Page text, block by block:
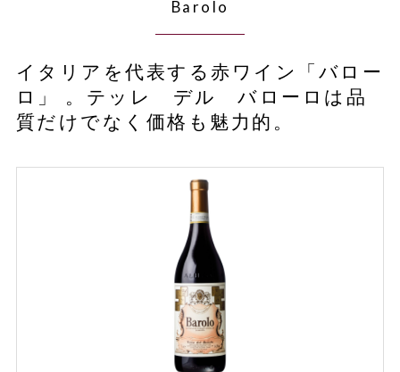
Barolo
イタリアを代表する赤ワイン「バロー
ロ」 。テッレ デル バローロは品
質だけでなく価格も魅力的。